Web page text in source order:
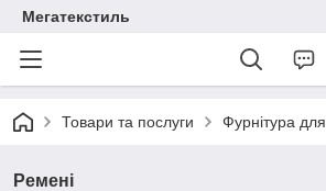
Мегатекстиль
Товари та послуги Фурнітура
Ремені